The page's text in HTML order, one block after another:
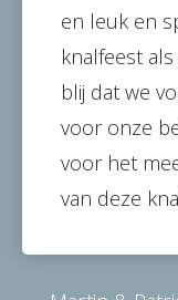
en leuk en
knalfeest als
blij dat we
voor onze
voor het
van deze